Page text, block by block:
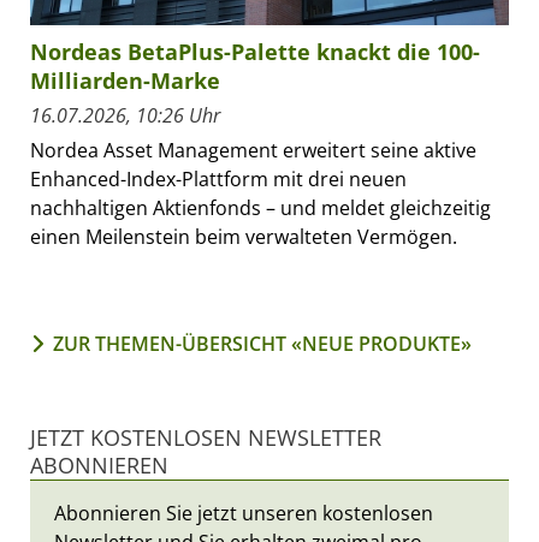
Nordeas BetaPlus-Palette knackt die 100-
Milliarden-Marke
16.07.2026, 10:26 Uhr
Nordea Asset Management erweitert seine aktive
Enhanced-Index-Plattform mit drei neuen
nachhaltigen Aktienfonds – und meldet gleichzeitig
einen Meilenstein beim verwalteten Vermögen.
ZUR THEMEN-ÜBERSICHT «NEUE PRODUKTE»
JETZT KOSTENLOSEN NEWSLETTER
ABONNIEREN
Abonnieren Sie jetzt unseren kostenlosen